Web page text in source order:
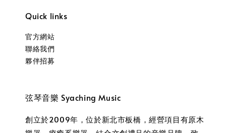
Quick links
官方網站
聯絡我們
夥伴招募
弦琴音樂 Syaching Music
創立於2009年，位於新北市板橋，經營項目有原木